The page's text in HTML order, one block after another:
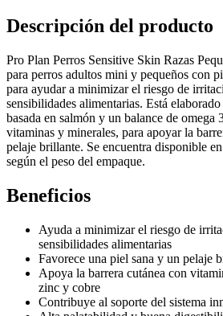
Descripción del producto
Pro Plan Perros Sensitive Skin Razas
para perros adultos mini y pequeños con
para ayudar a minimizar el riesgo de
sensibilidades alimentarias. Está
basada en salmón y un balance de omega
vitaminas y minerales, para apoyar la
pelaje brillante. Se encuentra disponible
según el peso del empaque.
Beneficios
Ayuda a minimizar el riesgo de
sensibilidades alimentarias
Favorece una piel sana y un pelaje
Apoya la barrera cutánea con
zinc y cobre
Contribuye al soporte del sistema